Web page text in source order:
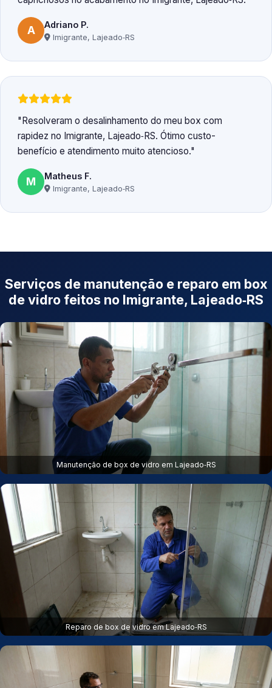
A Adriano P.
Imigrante, Lajeado‑RS
Resolveram o desalinhamento do meu box com
rapidez no Imigrante, Lajeado‑RS. Ótimo custo-
benefício e atendimento muito atencioso.
M Matheus F.
Imigrante, Lajeado‑RS
Serviços de manutenção e reparo em box
de vidro feitos no Imigrante, Lajeado‑RS
Manutenção de box de vidro em Lajeado‑RS
Reparo de box de vidro em Lajeado‑RS